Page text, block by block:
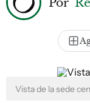
Vista de la sede